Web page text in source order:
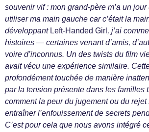
souvenir vif : mon grand-père m’a un
utiliser ma main gauche car c’était la
développantLeft-Handed Girl , j’ai
histoires — certaines venant d’amis,
voire d’inconnus. Un des twists du film
avait vécu une expérience similaire.
profondément touchée de manière
par la tension présente dans les
comment la peur du jugement ou du
entraîner l’enfouissement de secrets
C’est pour cela que nous avons intégré